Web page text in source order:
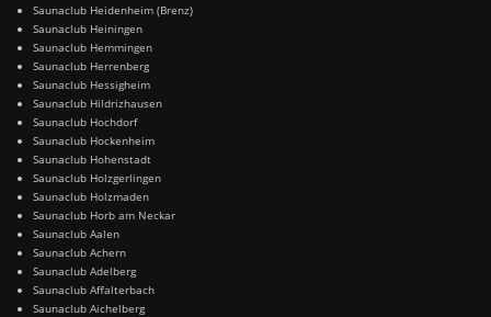
Saunaclub Heidenheim (Brenz)
Saunaclub Heiningen
Saunaclub Hemmingen
Saunaclub Herrenberg
Saunaclub Hessigheim
Saunaclub Hildrizhausen
Saunaclub Hochdorf
Saunaclub Hockenheim
Saunaclub Hohenstadt
Saunaclub Holzgerlingen
Saunaclub Holzmaden
Saunaclub Horb am Neckar
Saunaclub Aalen
Saunaclub Achern
Saunaclub Adelberg
Saunaclub Affalterbach
Saunaclub Aichelberg